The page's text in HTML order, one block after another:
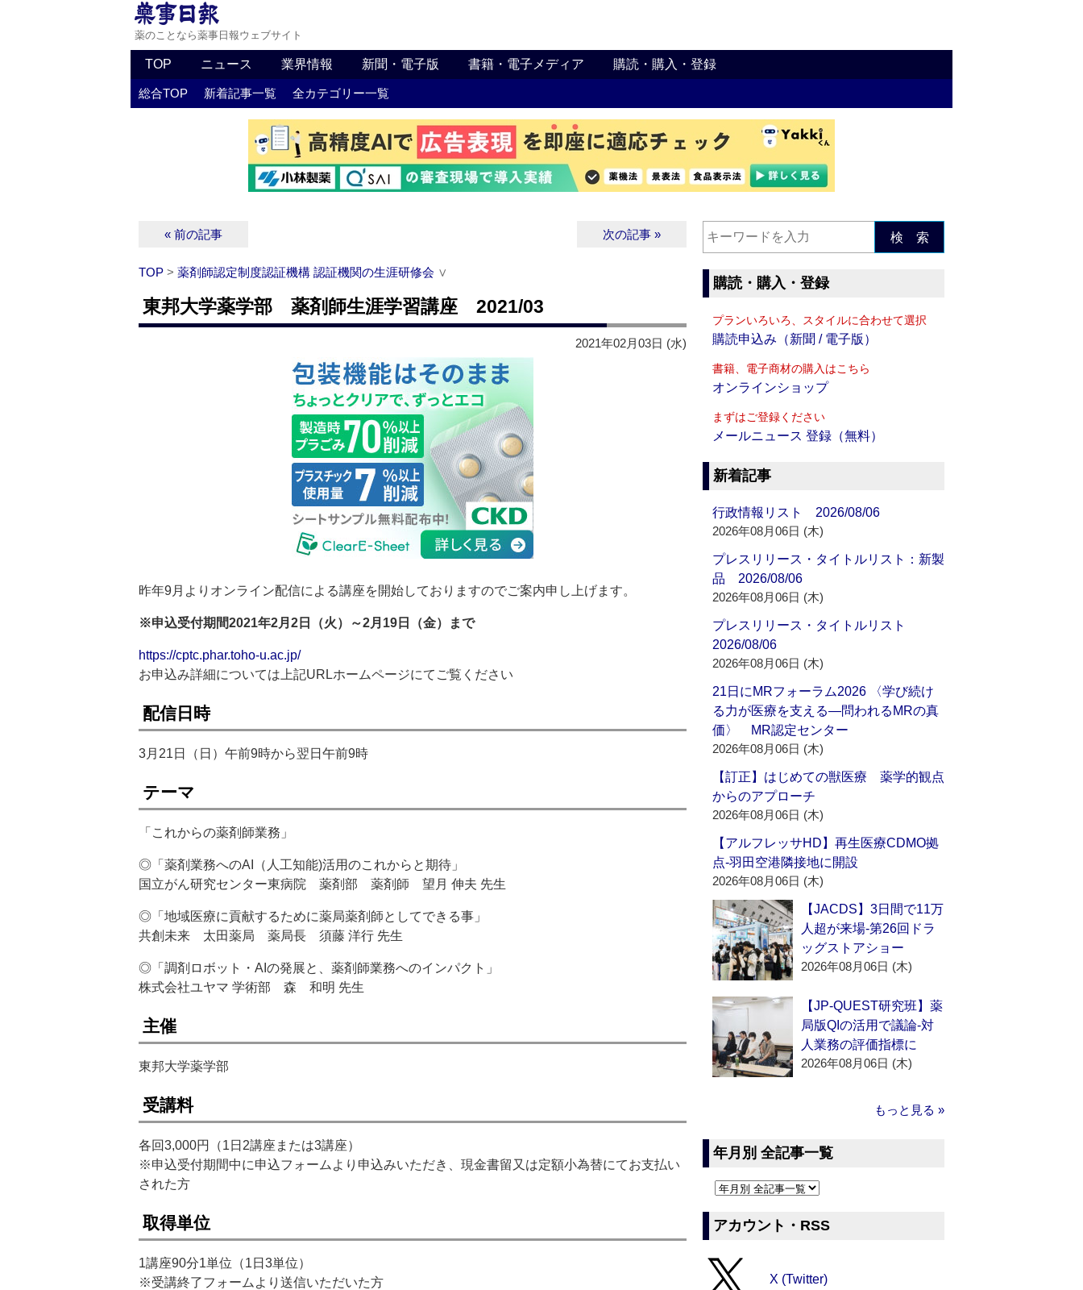
薬のことなら薬事日報ウェブサイト
TOP ニュース 業界情報 新聞・電子版 書籍・電子メディア 購読・購入・登録
総合TOP 新着記事一覧 全カテゴリー一覧
« 前の記事 次の記事 »
TOP > 薬剤師認定制度認証機構 認証機関の生涯研修会 ∨
東邦大学薬学部 薬剤師生涯学習講座 2021/03
2021年02月03日 (水)
昨年9月よりオンライン配信による講座を開始しておりますのでご案内申し上げます。
※申込受付期間2021年2月2日（火）～2月19日（金）まで
https://cptc.phar.toho-u.ac.jp/
お申込み詳細については上記URLホームページにてご覧ください
配信日時
3月21日（日）午前9時から翌日午前9時
テーマ
「これからの薬剤師業務」
◎「薬剤業務へのAI（人工知能)活用のこれからと期待」
国立がん研究センター東病院 薬剤部 薬剤師 望月 伸夫 先生
◎「地域医療に貢献するために薬局薬剤師としてできる事」
共創未来 太田薬局 薬局長 須藤 洋行 先生
◎「調剤ロボット・AIの発展と、薬剤師業務へのインパクト」
株式会社ユヤマ 学術部 森 和明 先生
主催
東邦大学薬学部
受講料
各回3,000円（1日2講座または3講座）
※申込受付期間中に申込フォームより申込みいただき、現金書留又は定額小為替にてお支払い
された方
取得単位
1講座90分1単位（1日3単位）
※受講終了フォームより送信いただいた方
検 索
購読・購入・登録
プランいろいろ、スタイルに合わせて選択
購読申込み（新聞 / 電子版）
書籍、電子商材の購入はこちら
オンラインショップ
まずはご登録ください
メールニュース 登録（無料）
新着記事
行政情報リスト 2026/08/06
2026年08月06日 (木)
プレスリリース・タイトルリスト：新製
品 2026/08/06
2026年08月06日 (木)
プレスリリース・タイトルリスト
2026/08/06
2026年08月06日 (木)
21日にMRフォーラム2026 〈学び続け
る力が医療を支える―問われるMRの真
価〉 MR認定センター
2026年08月06日 (木)
【訂正】はじめての獣医療 薬学的観点
からのアプローチ
2026年08月06日 (木)
【アルフレッサHD】再生医療CDMO拠
点‐羽田空港隣接地に開設
2026年08月06日 (木)
【JACDS】3日間で11万
人超が来場‐第26回ドラ
ッグストアショー
2026年08月06日 (木)
【JP-QUEST研究班】薬
局版QIの活用で議論‐対
人業務の評価指標に
2026年08月06日 (木)
もっと見る »
年月別 全記事一覧
アカウント・RSS
X (Twitter)